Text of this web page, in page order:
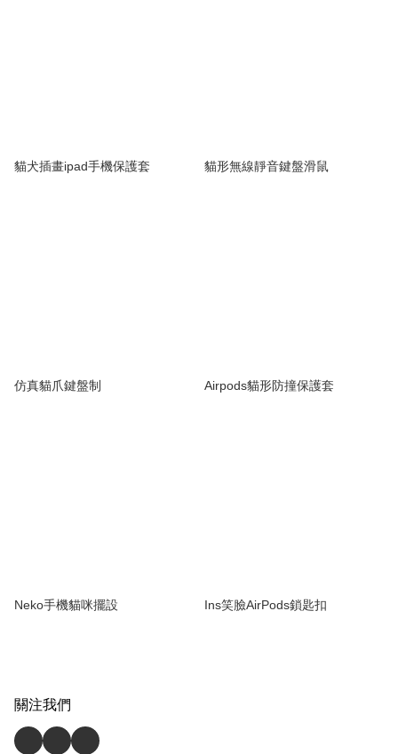
貓犬插畫ipad手機保護套 貓形無線靜音鍵盤滑鼠
仿真貓爪鍵盤制 Airpods貓形防撞保護套
Neko手機貓咪擺設 Ins笑臉AirPods鎖匙扣
關注我們